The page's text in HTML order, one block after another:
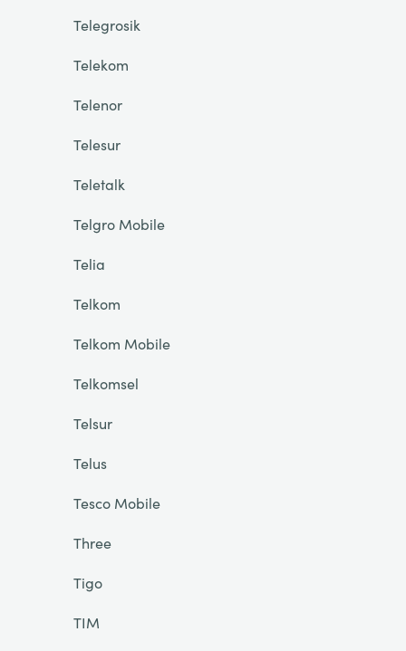
Telegrosik
Telekom
Telenor
Telesur
Teletalk
Telgro Mobile
Telia
Telkom
Telkom Mobile
Telkomsel
Telsur
Telus
Tesco Mobile
Three
Tigo
TIM